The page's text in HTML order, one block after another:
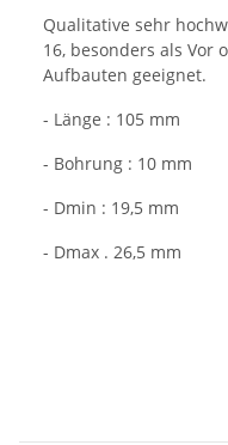
Qualitative sehr
16, besonders als
Aufbauten geeignet.
- Länge : 105 mm
- Bohrung : 10 mm
- Dmin : 19,5 mm
- Dmax . 26,5 mm